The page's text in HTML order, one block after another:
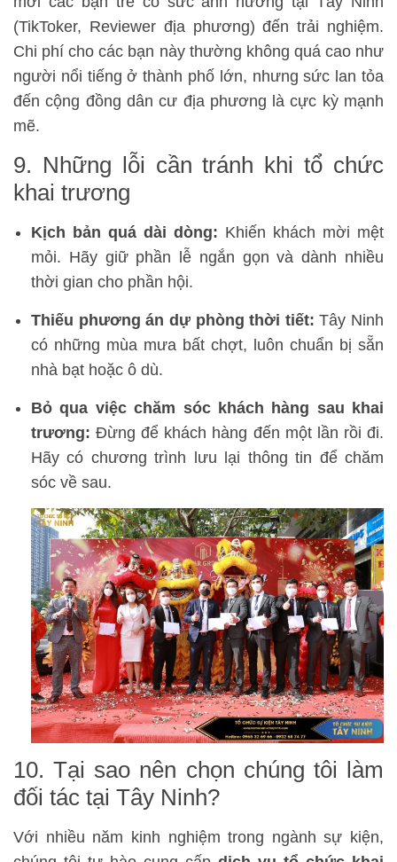
(TikToker, Reviewer địa phương) đến trải nghiệm.
Chi phí cho các bạn này thường không quá cao như
người nổi tiếng ở thành phố lớn, nhưng sức lan tỏa
đến cộng đồng dân cư địa phương là cực kỳ mạnh
mẽ.
9. Những lỗi cần tránh khi tổ chức
khai trương
Kịch bản quá dài dòng: Khiến khách mời mệt
mỏi. Hãy giữ phần lễ ngắn gọn và dành nhiều
thời gian cho phần hội.
Thiếu phương án dự phòng thời tiết: Tây Ninh
có những mùa mưa bất chợt, luôn chuẩn bị sẵn
nhà bạt hoặc ô dù.
Bỏ qua việc chăm sóc khách hàng sau khai
trương: Đừng để khách hàng đến một lần rồi đi.
Hãy có chương trình lưu lại thông tin để chăm
sóc về sau.
10. Tại sao nên chọn chúng tôi làm
đối tác tại Tây Ninh?
Với nhiều năm kinh nghiệm trong ngành sự kiện,